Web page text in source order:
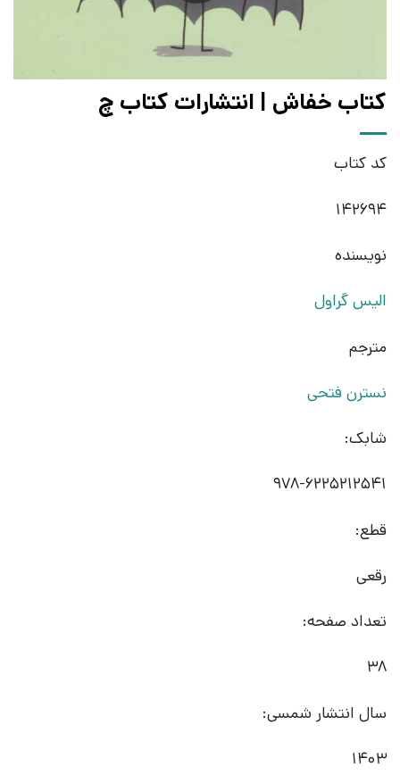
کتاب خفاش | انتشارات کتاب چ
کد کتاب
142694
نویسنده
الیس گراول
مترجم
نسترن فتحی
شابک:
978-62252‍12541
قطع:
رقعی
تعداد صفحه:
38
سال انتشار شمسی:
1403